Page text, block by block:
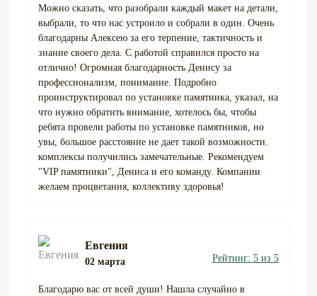
Можно сказать, что разобрали каждый макет на детали,
выбрали, то что нас устроило и собрали в один. Очень
благодарны Алексею за его терпение, тактичность и
знание своего дела. С работой справился просто на
отлично! Огромная благодарность Денису за
профессионализм, понимание. Подробно
проинструктировал по установке памятника, указал, на
что нужно обратить внимание, хотелось бы, чтобы
ребята провели работы по установке памятников, но
увы, большое расстояние не дает такой возможности.
комплексы получились замечательные. Рекомендуем
"VIP памятники", Дениса и его команду. Компании
желаем процветания, коллективу здоровья!
Евгения
02 марта Рейтинг: 5 из 5
Благодарю вас от всей души! Нашла случайно в